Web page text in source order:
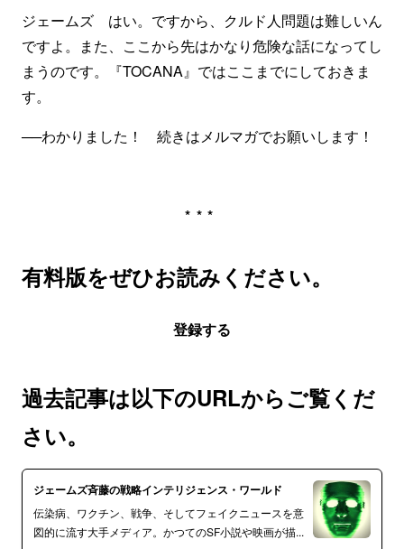
ジェームズ はい。ですから、クルド人問題は難しいん
ですよ。また、ここから先はかなり危険な話になってし
まうのです。『TOCANA』ではここまでにしておきま
す。
──わかりました！ 続きはメルマガでお願いします！
***
有料版をぜひお読みください。
登録する
過去記事は以下のURLからご覧くだ
さい。
ジェームズ斉藤の戦略インテリジェンス・ワールド
伝染病、ワクチン、戦争、そしてフェイクニュースを意
図的に流す大手メディア。かつてのSF小説や映画が描...